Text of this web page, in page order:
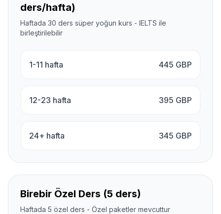
ders/hafta)
Haftada 30 ders süper yoğun kurs - IELTS ile
birleştirilebilir
1-11 hafta 445 GBP
12-23 hafta 395 GBP
24+ hafta 345 GBP
Birebir Özel Ders (5 ders)
Haftada 5 özel ders - Özel paketler mevcuttur